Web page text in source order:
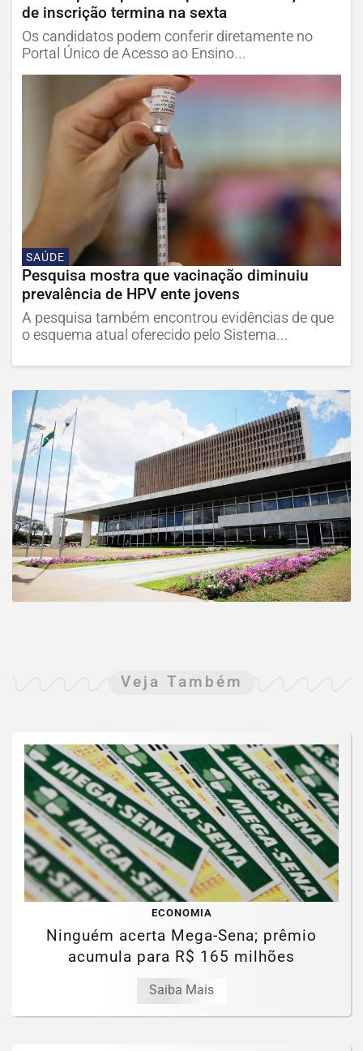
de inscrição termina na sexta
Os candidatos podem conferir diretamente no
Portal Único de Acesso ao Ensino...
SAÚDE
Pesquisa mostra que vacinação diminuiu
prevalência de HPV ente jovens
A pesquisa também encontrou evidências de que
o esquema atual oferecido pelo Sistema...
Veja Também
ECONOMIA
Ninguém acerta Mega-Sena; prêmio
acumula para R$ 165 milhões
Saiba Mais